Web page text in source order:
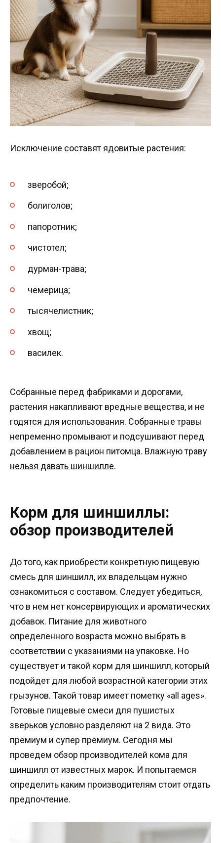
Исключение составят ядовитые растения:
зверобой;
болиголов;
папоротник;
чистотел;
дурман-трава;
чемерица;
тысячелистник;
хвощ;
василек.
Собранные перед фабриками и дорогами,
растения накапливают вредные вещества, и не
годятся для использования. Собранные травы
непременно промывают и подсушивают перед
добавлением в рацион питомца. Влажную траву
нельзя давать шиншилле.
Корм для шиншиллы:
обзор производителей
До того, как приобрести конкретную пищевую
смесь для шиншилл, их владельцам нужно
ознакомиться с составом. Следует убедиться,
что в нем нет консервирующих и ароматических
добавок. Питание для животного
определенного возраста можно выбрать в
соответствии с указаниями на упаковке. Но
существует и такой корм для шиншилл, который
подойдет для любой возрастной категории этих
грызунов. Такой товар имеет пометку «all ages».
Готовые пищевые смеси для пушистых
зверьков условно разделяют на 2 вида. Это
премиум и супер премиум. Сегодня мы
проведем обзор производителей кома для
шиншилл от известных марок. И попытаемся
определить каким производителям стоит отдать
предпочтение.